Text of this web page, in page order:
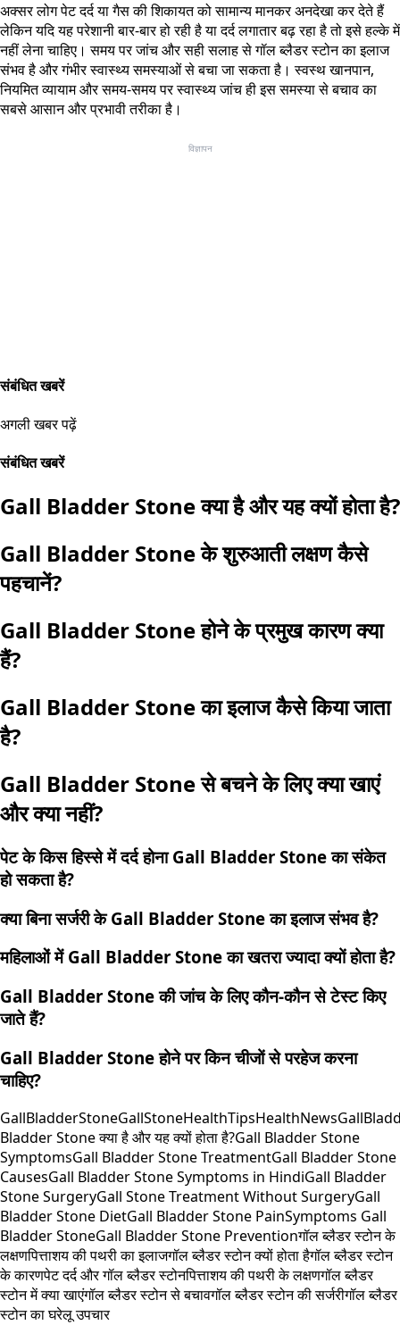
अक्सर लोग पेट दर्द या गैस की शिकायत को सामान्य मानकर अनदेखा कर देते हैं
लेकिन यदि यह परेशानी बार-बार हो रही है या दर्द लगातार बढ़ रहा है तो इसे हल्के में
नहीं लेना चाहिए। समय पर जांच और सही सलाह से गॉल ब्लैडर स्टोन का इलाज
संभव है और गंभीर स्वास्थ्य समस्याओं से बचा जा सकता है। स्वस्थ खानपान,
नियमित व्यायाम और समय-समय पर स्वास्थ्य जांच ही इस समस्या से बचाव का
सबसे आसान और प्रभावी तरीका है।
विज्ञापन
संबंधित खबरें
अगली खबर पढ़ें
संबंधित खबरें
Gall Bladder Stone क्या है और यह क्यों होता है?
Gall Bladder Stone के शुरुआती लक्षण कैसे
पहचानें?
Gall Bladder Stone होने के प्रमुख कारण क्या
हैं?
Gall Bladder Stone का इलाज कैसे किया जाता
है?
Gall Bladder Stone से बचने के लिए क्या खाएं
और क्या नहीं?
पेट के किस हिस्से में दर्द होना Gall Bladder Stone का संकेत
हो सकता है?
क्या बिना सर्जरी के Gall Bladder Stone का इलाज संभव है?
महिलाओं में Gall Bladder Stone का खतरा ज्यादा क्यों होता है?
Gall Bladder Stone की जांच के लिए कौन-कौन से टेस्ट किए
जाते हैं?
Gall Bladder Stone होने पर किन चीजों से परहेज करना
चाहिए?
GallBladderStoneGallStoneHealthTipsHealthNews
Bladder Stone क्या है और यह क्यों होता है?Gall Bladder Stone
SymptomsGall Bladder Stone TreatmentGall Bladder Stone
CausesGall Bladder Stone Symptoms in HindiGall Bladder
Stone SurgeryGall Stone Treatment Without SurgeryGall
Bladder Stone DietGall Bladder Stone PainSymptoms Gall
Bladder StoneGall Bladder Stone Preventionगॉल ब्लैडर स्टोन के
लक्षणपित्ताशय की पथरी का इलाजगॉल ब्लैडर स्टोन क्यों होता हैगॉल ब्लैडर स्टोन
के कारणपेट दर्द और गॉल ब्लैडर स्टोनपित्ताशय की पथरी के लक्षणगॉल ब्लैडर
स्टोन में क्या खाएंगॉल ब्लैडर स्टोन से बचावगॉल ब्लैडर स्टोन की सर्जरीगॉल ब्लैडर
स्टोन का घरेलू उपचार